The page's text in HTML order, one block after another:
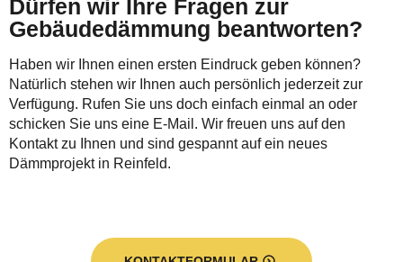
Dürfen wir Ihre Fragen zur
Gebäudedämmung beantworten?
Haben wir Ihnen einen ersten Eindruck geben können?
Natürlich stehen wir Ihnen auch persönlich jederzeit zur
Verfügung. Rufen Sie uns doch einfach einmal an oder
schicken Sie uns eine E-Mail. Wir freuen uns auf den
Kontakt zu Ihnen und sind gespannt auf ein neues
Dämmprojekt in Reinfeld.